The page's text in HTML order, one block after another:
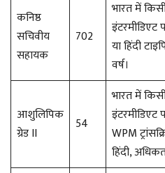
कनिष्ठ
सचिवीय
सहायक
702
भारत में किसी
इंटरमीडिएट
या हिंदी
वर्ष।
आशुलिपिक
ग्रेड II
54
भारत में
इंटरमीडिएट
WPM
हिंदी,